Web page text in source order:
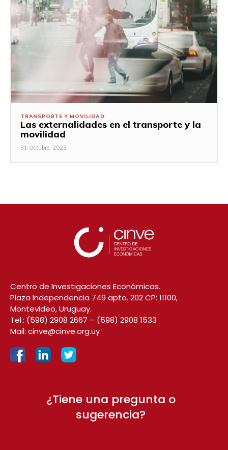
TRANSPORTE Y MOVILIDAD
Las externalidades en el transporte y la
movilidad
31 Octubre, 2023
Centro de Investigaciones Económicas.
Plaza Independencia 749 apto. 202 CP: 11100,
Montevideo, Uruguay.
Tel.: (598) 2908 2667 – (598) 2908 1533
Mail: cinve@cinve.org.uy
¿Tiene una pregunta o
sugerencia?